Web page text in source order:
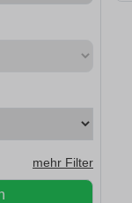
mehr Filter